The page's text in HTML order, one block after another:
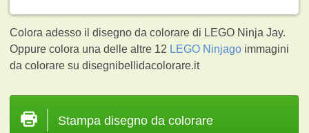
Colora adesso il disegno da colorare di LEGO Ninja Jay.
Oppure colora una delle altre 12 LEGO Ninjago immagini
da colorare su disegnibellidacolorare.it
Stampa disegno da colorare